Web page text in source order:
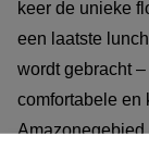
keer de unieke
een laatste
wordt gebracht
comfortabele en
Amazonegebied.